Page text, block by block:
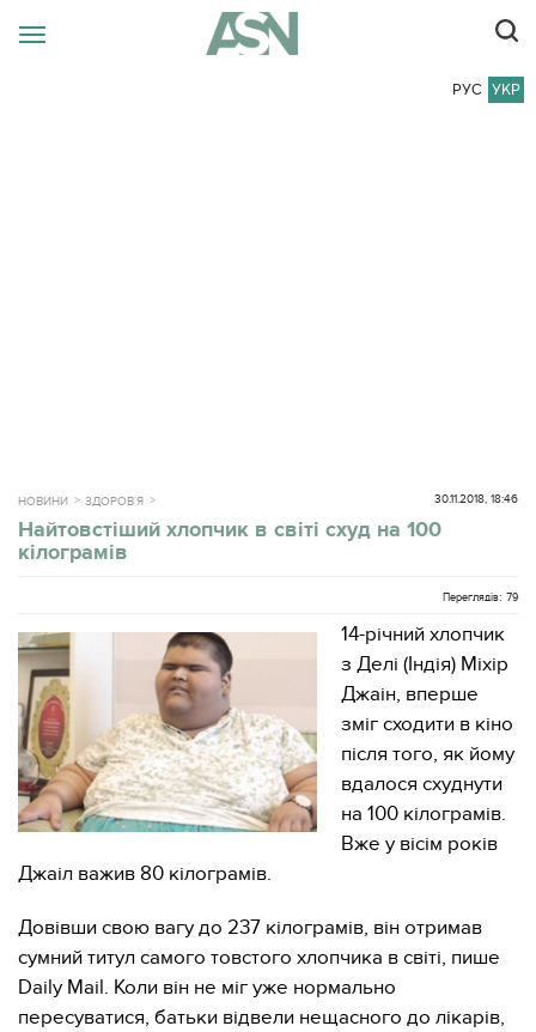
РУС УКР
НОВИНИ ЗДОРОВ`Я 30.11.2018, 18:46
Найтовстіший хлопчик в світі схуд на 100
кілограмів
Переглядів: 79
14-річний хлопчик
з Делі (Індія) Міхір
Джаін, вперше
зміг сходити в кіно
після того, як йому
вдалося схуднути
на 100 кілограмів.
Вже у вісім років
Джаіл важив 80 кілограмів.
Довівши свою вагу до 237 кілограмів, він отримав
сумний титул самого товстого хлопчика в світі, пише
Daily Mail. Коли він не міг уже нормально
пересуватися, батьки відвели нещасного до лікарів,